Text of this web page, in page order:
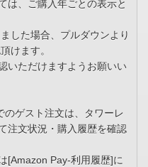
は、ご購入年ごとの表示と
した場合、プルダウンより
けます。
いただけますようお願いい
ゲスト注文は、タワーレ
注文状況・購入履歴を確認
[Amazon Pay-利用履歴]に